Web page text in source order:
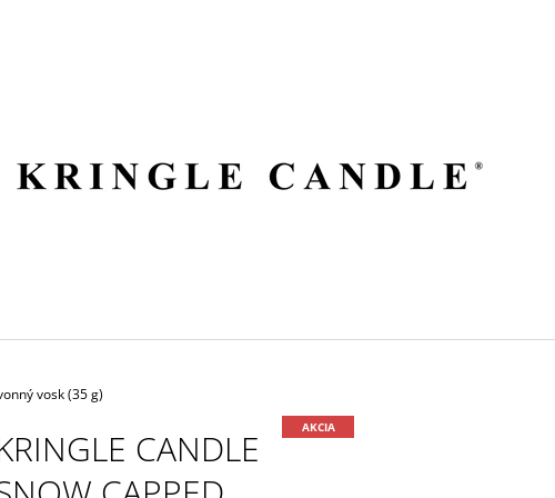
vosk (35 g)
CANDLE
AKCIA
HERMANOS APOTHECARY